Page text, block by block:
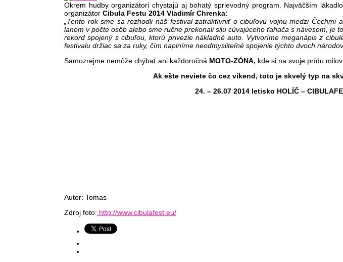
Okrem hudby organizátori chystajú aj bohatý sprievodný program. Najväčším
organizátor Cibula Festu 2014 Vladimír Chrenka:
„Tento rok sme sa rozhodli náš festival zatraktívniť o cibuľovú vojnu medzi
lanom v počte osôb alebo sme ručne prekonali silu cúvajúceho ťahača s návesom,
rekord spojený s cibuľou, ktorú privezie nákladné auto. Vytvoríme meganápis z
festivalu držiac sa za ruky, čím naplníme neodmysliteľné spojenie týchto dvoch
Samozrejme nemôže chýbať ani každoročná MOTO-ZÓNA, kde si na svoje prídu
Ak ešte neviete čo cez víkend, toto je skvelý typ na
24. – 26.07 2014 letisko HOLÍČ –
Autor: Tomas
Zdroj foto: http://www.cibulafest.eu/